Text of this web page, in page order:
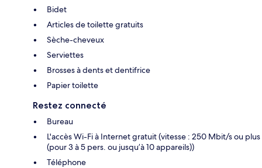
Bidet
Articles de toilette gratuits
Sèche-cheveux
Serviettes
Brosses à dents et dentifrice
Papier toilette
Restez connecté
Bureau
L'accès Wi-Fi à Internet gratuit (vitesse : 250 Mbit/s ou plus
(pour 3 à 5 pers. ou jusqu’à 10 appareils))
Téléphone